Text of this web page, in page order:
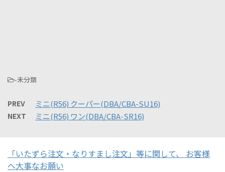
-未分類
PREV ミニ(R56) クーパー(DBA/CBA-SU16)
NEXT ミニ(R56) ワン(DBA/CBA-SR16)
「いたずら注文・なりすまし注文」等に関して、 お客様
へ大事なお願い